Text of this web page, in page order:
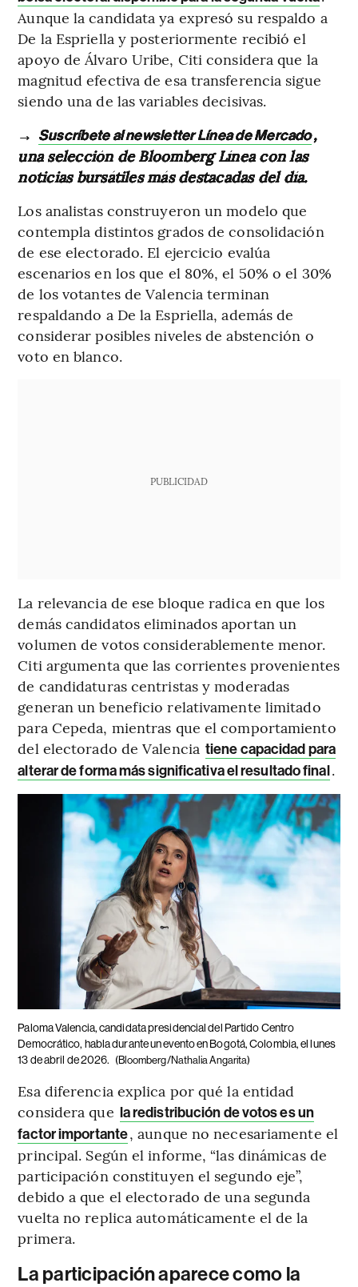
Aunque la candidata ya expresó su respaldo a
De la Espriella y posteriormente recibió el
apoyo de Álvaro Uribe, Citi considera que la
magnitud efectiva de esa transferencia sigue
siendo una de las variables decisivas.
→ Suscríbete al newsletter Línea de Mercado,
una selección de Bloomberg Línea con las
noticias bursátiles más destacadas del día.
Los analistas construyeron un modelo que
contempla distintos grados de consolidación
de ese electorado. El ejercicio evalúa
escenarios en los que el 80%, el 50% o el 30%
de los votantes de Valencia terminan
respaldando a De la Espriella, además de
considerar posibles niveles de abstención o
voto en blanco.
PUBLICIDAD
La relevancia de ese bloque radica en que los
demás candidatos eliminados aportan un
volumen de votos considerablemente menor.
Citi argumenta que las corrientes provenientes
de candidaturas centristas y moderadas
generan un beneficio relativamente limitado
para Cepeda, mientras que el comportamiento
del electorado de Valencia tiene capacidad para
alterar de forma más significativa el resultado final.
Paloma Valencia, candidata presidencial del Partido Centro
Democrático, habla durante un evento en Bogotá, Colombia, el lunes
13 de abril de 2026. (Bloomberg/Nathalia Angarita)
Esa diferencia explica por qué la entidad
considera que la redistribución de votos es un
factor importante, aunque no necesariamente el
principal. Según el informe, “las dinámicas de
participación constituyen el segundo eje”,
debido a que el electorado de una segunda
vuelta no replica automáticamente el de la
primera.
La participación aparece como la